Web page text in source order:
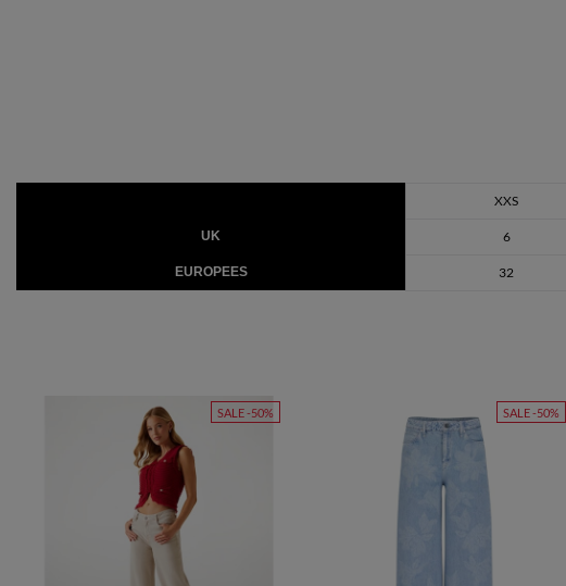
XXS
UK 6
EUROPEES 32
SALE -50% SALE -50%